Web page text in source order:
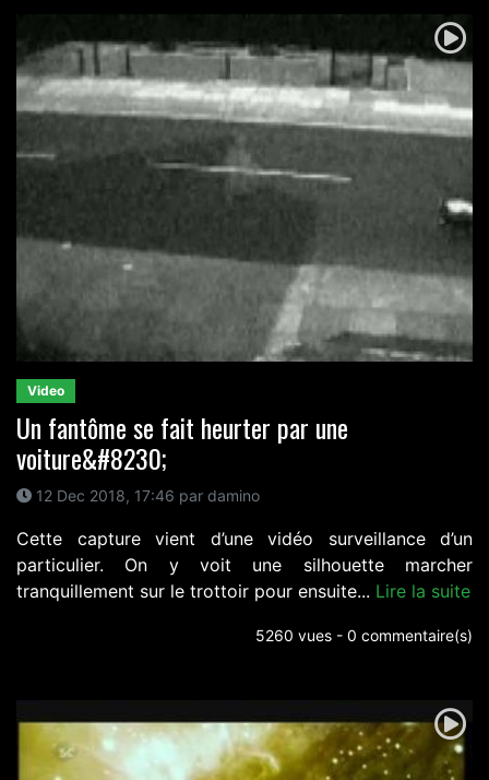
Video
Un fantôme se fait heurter par une
voiture&#8230;
12 Dec 2018, 17:46 par damino
Cette capture vient d’une vidéo surveillance d’un
particulier. On y voit une silhouette marcher
tranquillement sur le trottoir pour ensuite... Lire la suite
5260 vues - 0 commentaire(s)